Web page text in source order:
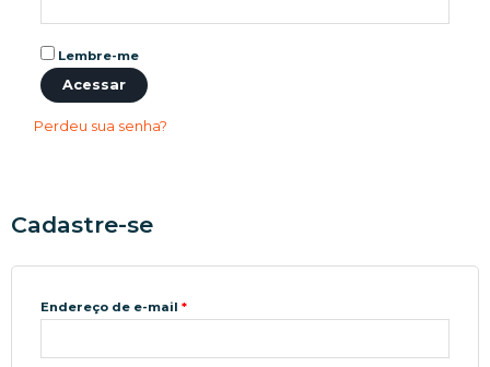
Lembre-me
Acessar
Perdeu sua senha?
Cadastre-se
Endereço de e-mail *